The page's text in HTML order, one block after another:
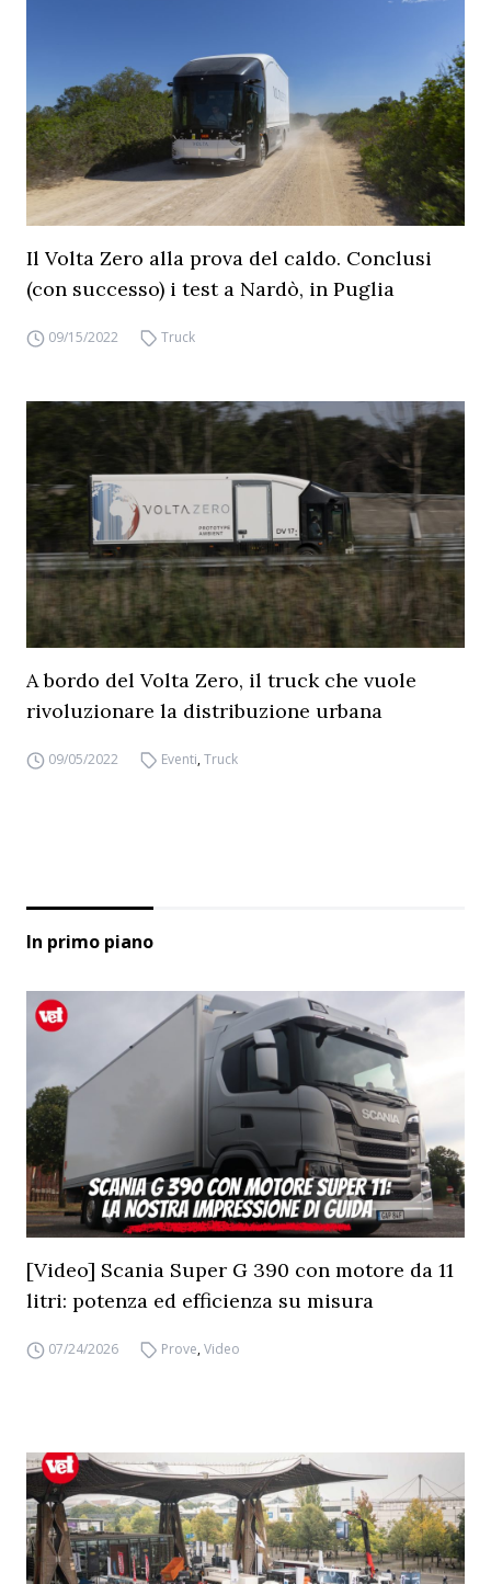
Il Volta Zero alla prova del caldo. Conclusi
(con successo) i test a Nardò, in Puglia
09/15/2022 Truck
A bordo del Volta Zero, il truck che vuole
rivoluzionare la distribuzione urbana
09/05/2022 Eventi,Truck
In primo piano
[Video] Scania Super G 390 con motore da 11
litri: potenza ed efficienza su misura
07/24/2026 Prove,Video